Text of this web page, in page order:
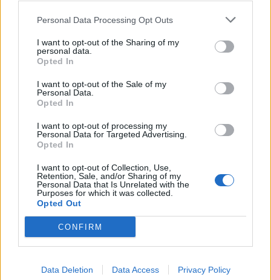
Personal Data Processing Opt Outs
I want to opt-out of the Sharing of my
personal data.
Opted In
I want to opt-out of the Sale of my
Personal Data.
Opted In
I want to opt-out of processing my
Personal Data for Targeted Advertising.
Opted In
I want to opt-out of Collection, Use,
Retention, Sale, and/or Sharing of my
Personal Data that Is Unrelated with the
Purposes for which it was collected.
Opted Out
CONFIRM
Data Deletion Data Access Privacy Policy
ΑΠΟΨΕΙΣ
Εδώ Παππάς, εκεί Παππάς, που είναι
ο ΣΥΡΙΖΑ και οι Κιλκισιώτες
26-07-2026 - Κανένα σχόλιο
εμπράκτως την περιφέρεια – μειώσ…